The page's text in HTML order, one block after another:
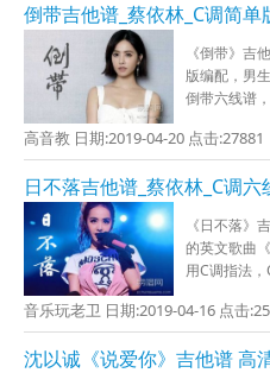
倒带吉他谱_蔡依林_C调简单
《倒带》吉
版编配，男
倒带六线谱
高音教 日期:2019-04-20 点击:27881
日不落吉他谱_蔡依林_C调
《日不落》
的英文歌曲
用C调指法
音乐玩老卫 日期:2019-04-16 点击
沈以诚《说爱你》吉他谱 高